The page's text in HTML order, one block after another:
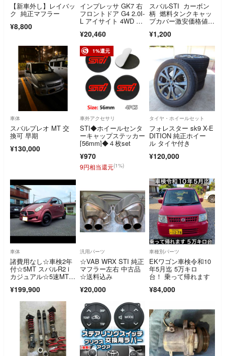
【新車外し】レイバッ
ク 純正マフラー
¥8,800
インプレッサ GK7 右
フロントドア G4 2.0I-
L アイサイト 4WD セ
FL0009P K1X
¥20,460
スバルSTI カーボン
柄 燃料タンクキャッ
プカバー激安価格値引
¥1,200
車体
スバルプレオ MT 交
換可 早期
¥130,000
1%還元
車外アクセサリ
STI◆ホイールセンタ
ーキャップステッカー
[56mm]◆４枚set
¥970
9円相当還元(1%)
タイヤ・ホイールセット
フォレスター sk9 X-E
DITION 純正ホイー
ル タイヤ付き
¥120,000
車体
諸費用なし☆車検2年
付☆5MT スバルR2 i
カジュアル☆5速MT☆
¥199,900
汎用パーツ
☆VAB WRX STI 純正
マフラー左右 中古品
☆送料込み
¥20,000
車種別パーツ
EKワゴン車検令和10
年5月迄 5万キロ
台！ 乗って帰れます
¥84,000